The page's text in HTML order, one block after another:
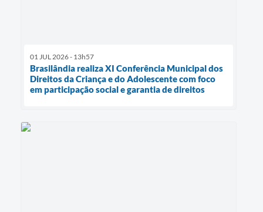
01 JUL 2026 - 13h57
Brasilândia realiza XI Conferência Municipal dos
Direitos da Criança e do Adolescente com foco
em participação social e garantia de direitos